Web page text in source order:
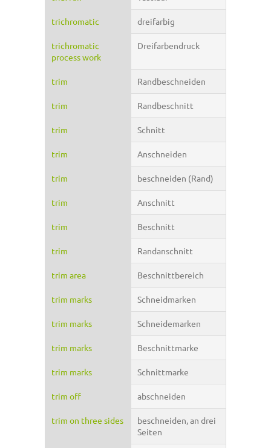
trichromatic dreifarbig
trichromatic
process work
Dreifarbendruck
trim Randbeschneiden
trim Randbeschnitt
trim Schnitt
trim Anschneiden
trim beschneiden (Rand)
trim Anschnitt
trim Beschnitt
trim Randanschnitt
trim area Beschnittbereich
trim marks Schneidmarken
trim marks Schneidemarken
trim marks Beschnittmarke
trim marks Schnittmarke
trim off abschneiden
trim on three sides
beschneiden, an drei
Seiten